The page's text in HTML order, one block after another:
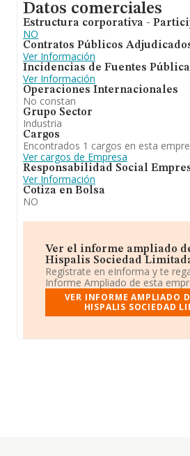
Datos comerciales
Estructura corporativa -
NO
Contratos Públicos
Ver Información
Incidencias de Fuentes
Ver Información
Operaciones Internacionales
No constan
Grupo Sector
Industria
Cargos
Encontrados 1 cargos en esta
Ver cargos de Empresa
Responsabilidad Social
Ver Información
Cotiza en Bolsa
NO
Ver el informe ampliado
Hispalis Sociedad
Regístrate en eInforma y te
Informe Ampliado de esta
VER INFORME AMPLIADO
HISPALIS SOCIEDAD